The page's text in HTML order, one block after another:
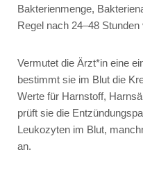
Bakterienmenge,
Regel nach 24–48 Stunden
Vermutet die Ärzt*in eine
bestimmt sie im Blut die
Werte für Harnstoff,
prüft sie die
Leukozyten im Blut,
an.